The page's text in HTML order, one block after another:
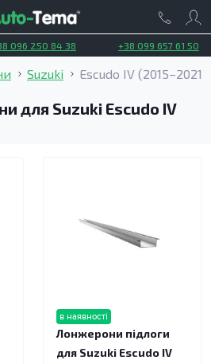
096 250 84 38 +38 099 657 61 50
Suzuki Escudo IV (2015–2021)
для Suzuki Escudo IV
в наявності
Лонжерони підлоги
для Suzuki Escudo IV